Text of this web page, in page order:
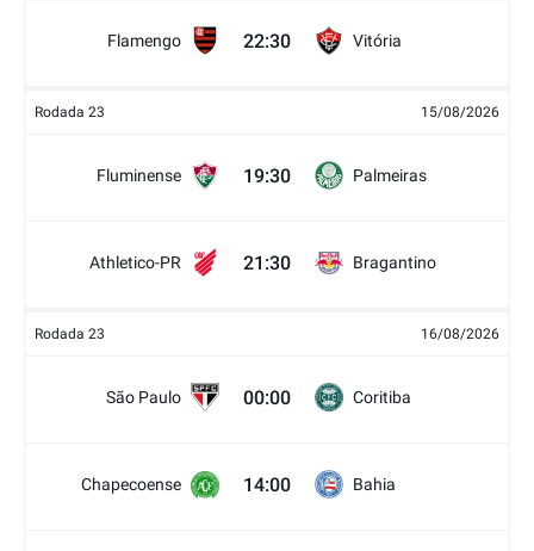
Flamengo 22:30 Vitória
Rodada 23 15/08/2026
Fluminense 19:30 Palmeiras
Athletico-PR 21:30 Bragantino
Rodada 23 16/08/2026
São Paulo 00:00 Coritiba
Chapecoense 14:00 Bahia